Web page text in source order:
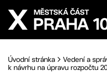
Přejít na hlavní obsah
Úvodní stránka Vedení a
k návrhu na úpravu rozpočtu